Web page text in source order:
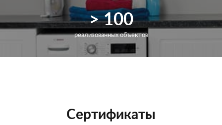
> 100
реализованных объектов
Сертификаты